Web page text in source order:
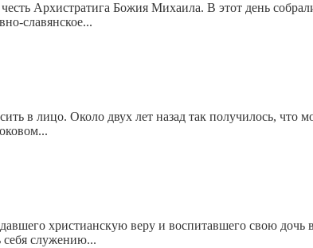
Архистратига Божия Михаила. В этот день
славянское...
в лицо. Около двух лет назад так получилось, что
христианскую веру и воспитавшего свою
себя служению...